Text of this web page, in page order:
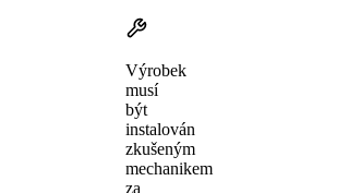
Výrobek
musí
být
instalován
zkušeným
mechanikem
za